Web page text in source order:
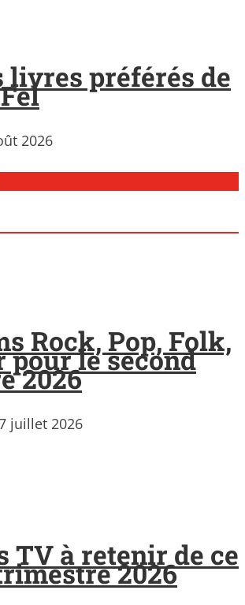
livres préférés de
2026
Rock, Pop, Folk,
pour le second
2026
juillet 2026
TV à retenir de ce
2026